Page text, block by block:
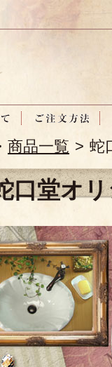
商品一覧 > 蛇
口堂オ